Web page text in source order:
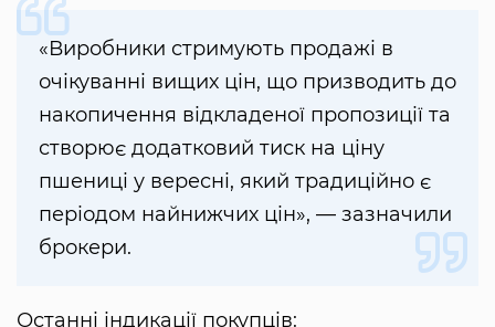
«Виробники стримують продажі в
очікуванні вищих цін, що призводить до
накопичення відкладеної пропозиції та
створює додатковий тиск на ціну
пшениці у вересні, який традиційно є
періодом найнижчих цін», — зазначили
брокери.
Останні індикації покупців: